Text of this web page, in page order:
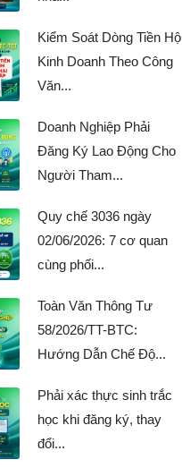
Kiểm Soát Dòng Tiền Hộ
Kinh Doanh Theo Công
Văn...
Doanh Nghiệp Phải
Đăng Ký Lao Động Cho
Người Tham...
Quy chế 3036 ngày
02/06/2026: 7 cơ quan
cùng phối...
Toàn Văn Thông Tư
58/2026/TT-BTC:
Hướng Dẫn Chế Độ...
Phải xác thực sinh trắc
học khi đăng ký, thay
đổi...